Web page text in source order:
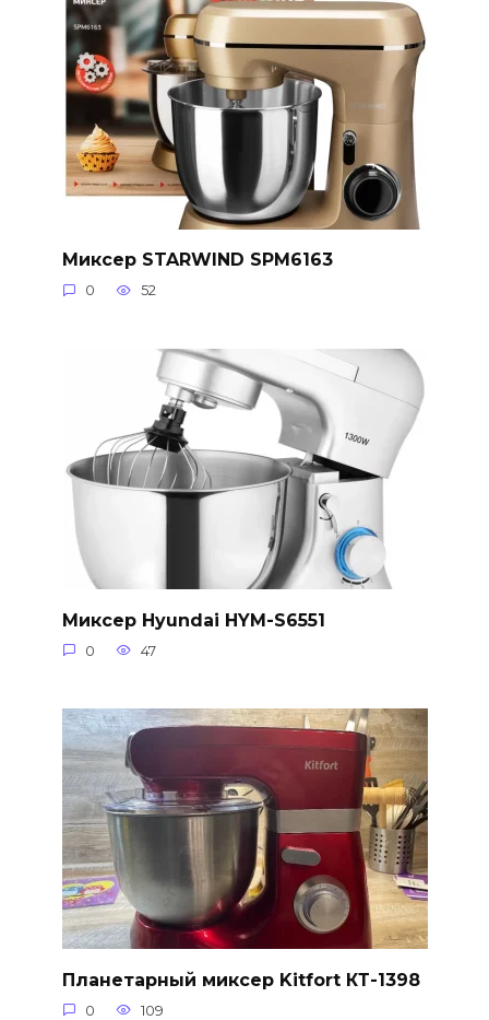
Миксер STARWIND SPM6163
0 52
Миксер Hyundai HYM-S6551
0 47
Планетарный миксер Kitfort КТ-1398
0 109